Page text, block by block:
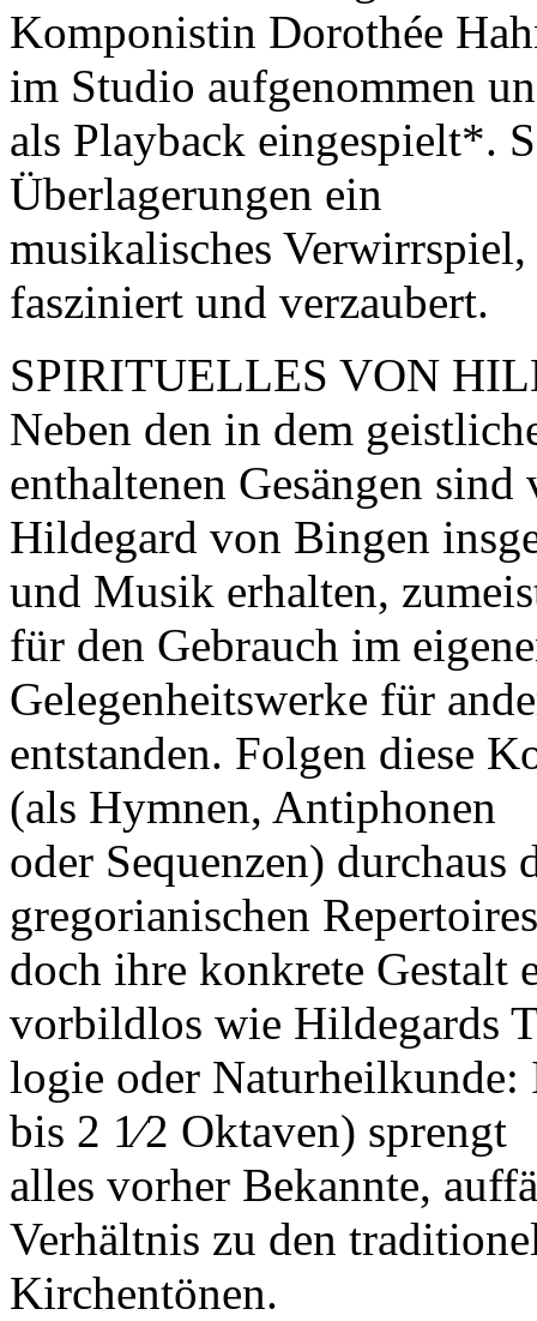
Komponistin Dorothée
im Studio aufgenommen
als Playback eingespielt*.
Überlagerungen ein
musikalisches
fasziniert und verzaubert.
SPIRITUELLES VON
Neben den in dem
enthaltenen Gesängen sind
Hildegard von Bingen
und Musik erhalten,
für den Gebrauch im
Gelegenheitswerke für
entstanden. Folgen diese
(als Hymnen, Antiphonen
oder Sequenzen) durchaus
gregorianischen
doch ihre konkrete Gestalt
vorbildlos wie Hildegards
logie oder
bis 2 1⁄2 Oktaven) sprengt
alles vorher Bekannte,
Verhältnis zu den
Kirchentönen.